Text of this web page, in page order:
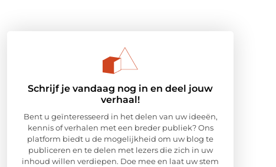
Schrijf je vandaag nog in en deel jouw
verhaal!
Bent u geïnteresseerd in het delen van uw ideeën,
kennis of verhalen met een breder publiek? Ons
platform biedt u de mogelijkheid om uw blog te
publiceren en te delen met lezers die zich in uw
inhoud willen verdiepen. Doe mee en laat uw stem